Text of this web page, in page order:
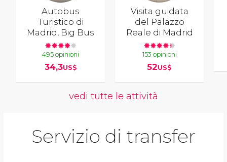
Autobus
Turistico di
Madrid, Big Bus
495 opinioni
34,3US$
Visita guidata
del Palazzo
Reale di Madrid
153 opinioni
52US$
vedi tutte le attività
Servizio di transfer